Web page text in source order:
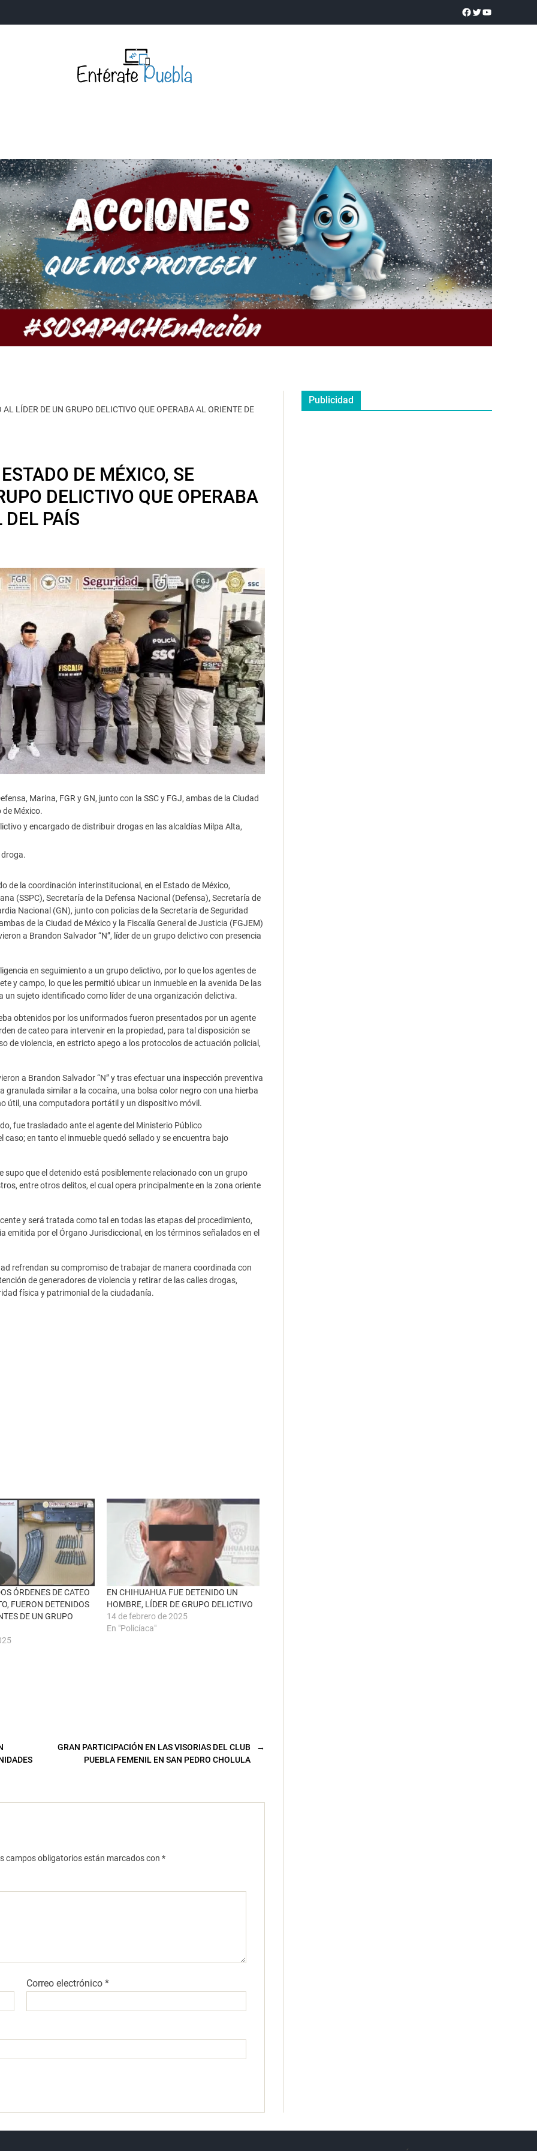
Y TECNOLOGÍA OPINIÓN SOCIEDAD ANUNCIOS
LÍDER DE UN GRUPO DELICTIVO QUE OPERABA AL ORIENTE DE
DE MÉXICO, SE
DELICTIVO QUE OPERABA
PAÍS
Marina, FGR y GN, junto con la SSC y FGJ, ambas de la Ciudad
de México.
y encargado de distribuir drogas en las alcaldías Milpa Alta,
droga.
de la coordinación interinstitucional, en el Estado de México,
(SSPC), Secretaría de la Defensa Nacional (Defensa), Secretaría de
Nacional (GN), junto con policías de la Secretaría de Seguridad
de la Ciudad de México y la Fiscalía General de Justicia (FGJEM)
a Brandon Salvador “N”, líder de un grupo delictivo con presencia
en seguimiento a un grupo delictivo, por lo que los agentes de
y campo, lo que les permitió ubicar un inmueble en la avenida De las
un sujeto identificado como líder de una organización delictiva.
obtenidos por los uniformados fueron presentados por un agente
de cateo para intervenir en la propiedad, para tal disposición se
de violencia, en estricto apego a los protocolos de actuación policial,
a Brandon Salvador “N” y tras efectuar una inspección preventiva
similar a la cocaína, una bolsa color negro con una hierba
útil, una computadora portátil y un dispositivo móvil.
fue trasladado ante el agente del Ministerio Público
en tanto el inmueble quedó sellado y se encuentra bajo
que el detenido está posiblemente relacionado con un grupo
entre otros delitos, el cual opera principalmente en la zona oriente
y será tratada como tal en todas las etapas del procedimiento,
por el Órgano Jurisdiccional, en los términos señalados en el
refrendan su compromiso de trabajar de manera coordinada con
de generadores de violencia y retirar de las calles drogas,
física y patrimonial de la ciudadanía.
ÓRDENES DE CATEO
FUERON DETENIDOS
DE UN GRUPO
EN CHIHUAHUA FUE DETENIDO UN
HOMBRE, LÍDER DE GRUPO DELICTIVO
14 de febrero de 2025
En "Policíaca"
→
GRAN PARTICIPACIÓN EN LAS VISORIAS DEL CLUB
PUEBLA FEMENIL EN SAN PEDRO CHOLULA
campos obligatorios están marcados con *
Correo electrónico*
Publicidad